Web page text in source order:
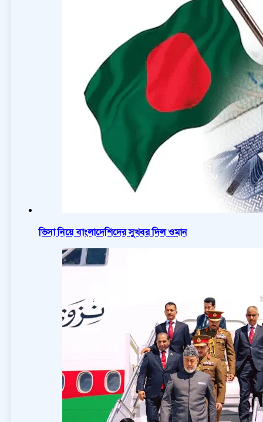
ভিসা নিয়ে বাংলাদেশিদের সুখবর দিল ওমান